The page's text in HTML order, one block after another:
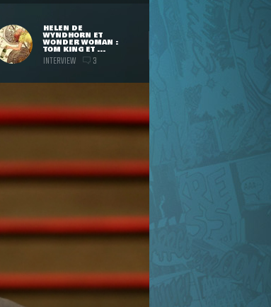
HELEN DE
WYNDHORN ET
WONDER WOMAN :
TOM KING ET ...
INTERVIEW 3